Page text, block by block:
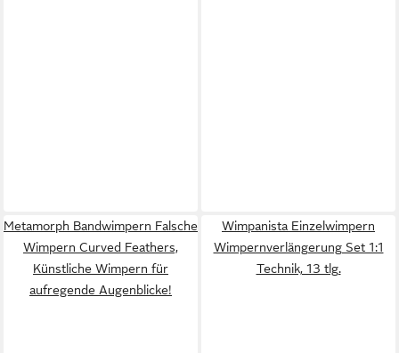
Metamorph Bandwimpern Falsche
Wimpern Curved Feathers,
Künstliche Wimpern für
aufregende Augenblicke!
Wimpanista Einzelwimpern
Wimpernverlängerung Set 1:1
Technik, 13 tlg.